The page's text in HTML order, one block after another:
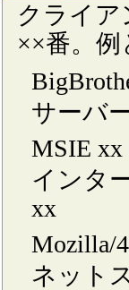
クライア
××番。
サーバ
MSIE xx
インタ
xx
Mozilla/
ネット